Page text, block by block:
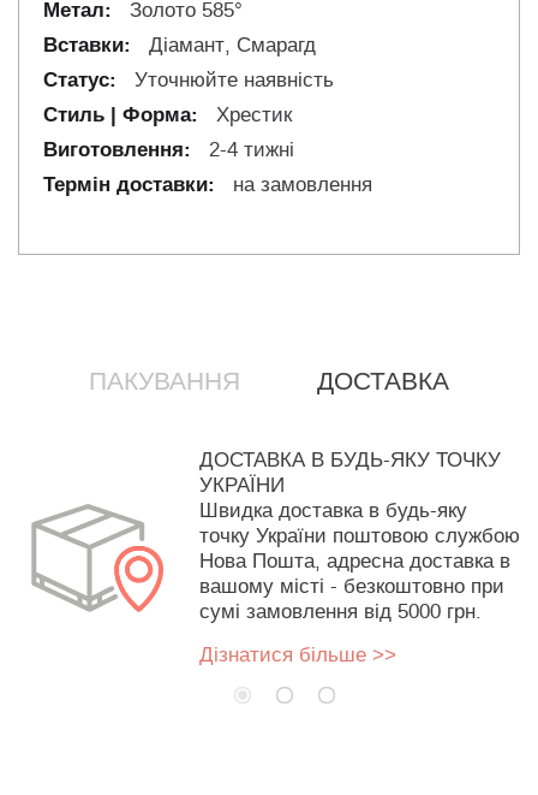
Золото 585°
Діамант, Смарагд
Уточнюйте наявність
Хрестик
2-4 тижні
на замовлення
ПАКУВАННЯ ДОСТАВКА
ДОСТАВКА В БУДЬ-ЯКУ ТОЧКУ
УКРАЇНИ
Швидка доставка в будь-яку
точку України поштовою службою
Нова Пошта, адресна доставка в
вашому місті - безкоштовно при
сумі замовлення від 5000 грн.
Дізнатися більше >>